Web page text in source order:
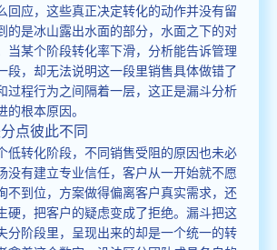
回应，这些真正决定转化的动作并没有留
的是冰山露出水面的部分，水面之下的对
当某个阶段转化率下滑，分析能告诉管理
段，却无法说明这一段里销售具体做错了
过程行为之间隔着一层，这正是漏斗分析
根本原因。
点彼此不同
低转化阶段，不同销售受阻的原因也未必
没有建立专业信任，客户从一开始就不愿
不到位，方案做得偏离客户真实需求，还
硬，把客户的疑虑变成了拒绝。漏斗把这
分阶段里，呈现出来的却是一个统一的转